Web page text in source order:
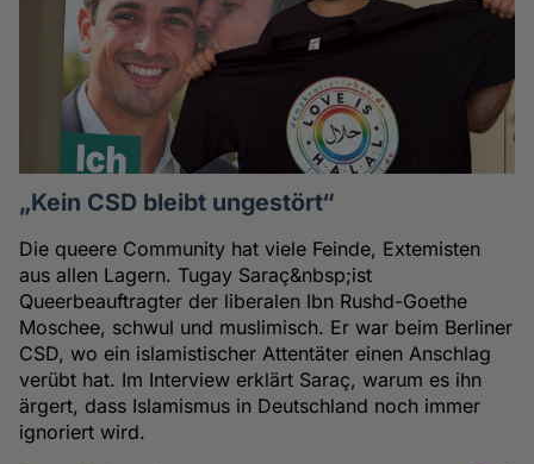
„Kein CSD bleibt ungestört“
Die queere Community hat viele Feinde, Extemisten
aus allen Lagern. Tugay Saraç&nbsp;ist
Queerbeauftragter der liberalen Ibn Rushd-Goethe
Moschee, schwul und muslimisch. Er war beim Berliner
CSD, wo ein islamistischer Attentäter einen Anschlag
verübt hat. Im Interview erklärt Saraç, warum es ihn
ärgert, dass Islamismus in Deutschland noch immer
ignoriert wird.